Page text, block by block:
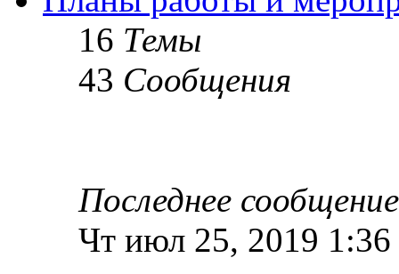
16 Темы
43 Сообщения
Последнее сообщение
Чт июл 25, 2019 1:36